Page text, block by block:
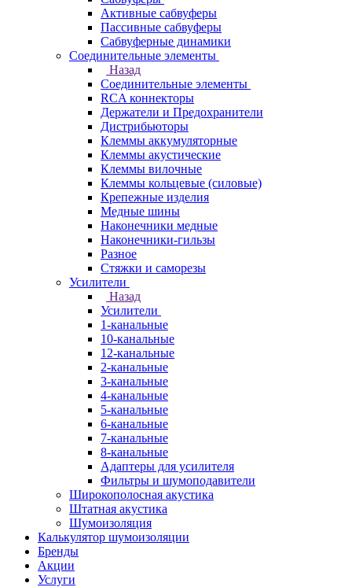
Активные сабвуферы
Пассивные сабвуферы
Сабвуферные динамики
Соединительные элементы
Назад
Соединительные элементы
RCA коннекторы
Держатели и Предохранители
Дистрибьюторы
Клеммы аккумуляторные
Клеммы акустические
Клеммы вилочные
Клеммы кольцевые (силовые)
Крепежные изделия
Медные шины
Наконечники медные
Наконечники-гильзы
Разное
Стяжки и саморезы
Усилители
Назад
Усилители
1-канальные
10-канальные
12-канальные
2-канальные
3-канальные
4-канальные
5-канальные
6-канальные
7-канальные
8-канальные
Адаптеры для усилителя
Фильтры и шумоподавители
Широкополосная акустика
Штатная акустика
Шумоизоляция
Калькулятор шумоизоляции
Бренды
Акции
Услуги